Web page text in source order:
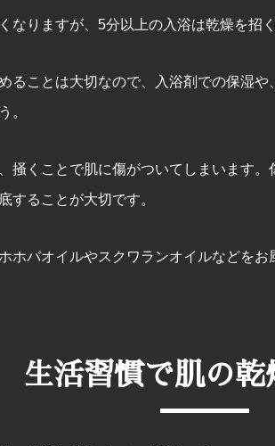
なりますが、5分以上の入浴は乾燥を招
ることは大切なので、入浴剤での保湿
。
掻くことで肌に傷がついてしまいます
することが大切です。
ホバオイルやスクワランオイルなどを
生活習慣で肌の乾